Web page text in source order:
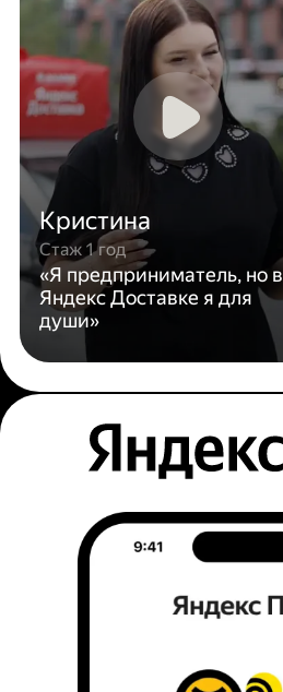
Кристина
Стаж 1 год
«Я предприниматель, но в
Яндекс Доставке я для
души»